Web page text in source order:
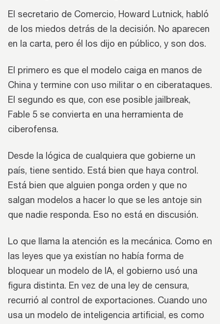
El secretario de Comercio, Howard Lutnick, habló
de los miedos detrás de la decisión. No aparecen
en la carta, pero él los dijo en público, y son dos.
El primero es que el modelo caiga en manos de
China y termine con uso militar o en ciberataques.
El segundo es que, con ese posible jailbreak,
Fable 5 se convierta en una herramienta de
ciberofensa.
Desde la lógica de cualquiera que gobierne un
país, tiene sentido. Está bien que haya control.
Está bien que alguien ponga orden y que no
salgan modelos a hacer lo que se les antoje sin
que nadie responda. Eso no está en discusión.
Lo que llama la atención es la mecánica. Como en
las leyes que ya existían no había forma de
bloquear un modelo de IA, el gobierno usó una
figura distinta. En vez de una ley de censura,
recurrió al control de exportaciones. Cuando uno
usa un modelo de inteligencia artificial, es como